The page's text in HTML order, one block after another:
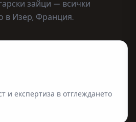
зайци — всички
в Изер, Франция.
и експертиза в отглеждането